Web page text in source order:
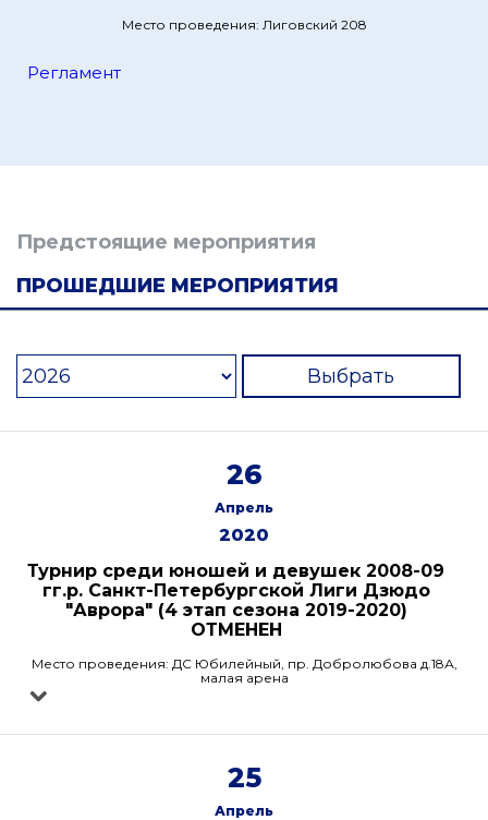
Место проведения: Лиговский 208
Регламент
Предстоящие мероприятия
ПРОШЕДШИЕ МЕРОПРИЯТИЯ
Выбрать
26
Апрель
2020
Турнир среди юношей и девушек 2008-09
гг.р. Санкт-Петербургской Лиги Дзюдо
"Аврора" (4 этап сезона 2019-2020)
ОТМЕНЕН
Место проведения: ДС Юбилейный, пр. Добролюбова д.18А,
малая арена
25
Апрель